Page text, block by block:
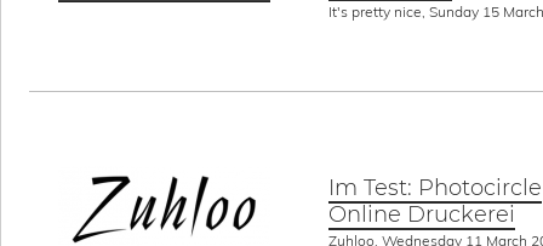
It's pretty nice, Sunday 15
Im Test: Photocircle
Online Druckerei
Zuhloo, Wednesday 11 March